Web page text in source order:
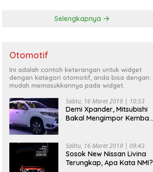
Selengkapnya
Otomotif
Ini adalah contoh keterangan untuk widget
dengan kategori otomotif, anda bisa dengan
mudah memasukkannya pada widget.
Sabtu, 16 Maret 2019 | 10:53
Demi Xpander, Mitsubishi
Bakal Mengimpor Kembali
Sabtu, 16 Maret 2019 | 09:43
Sosok New Nissan Livina
Terungkap, Apa Kata NMI?